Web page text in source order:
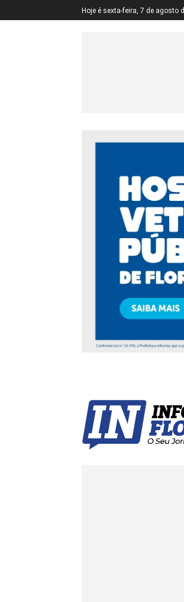
Hoje é sexta-feira, 7 de agosto